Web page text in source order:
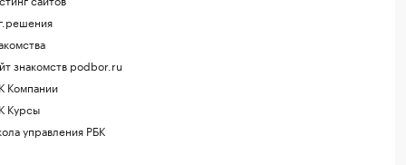
знакомств podbor.ru
Компании
Курсы
управления РБК